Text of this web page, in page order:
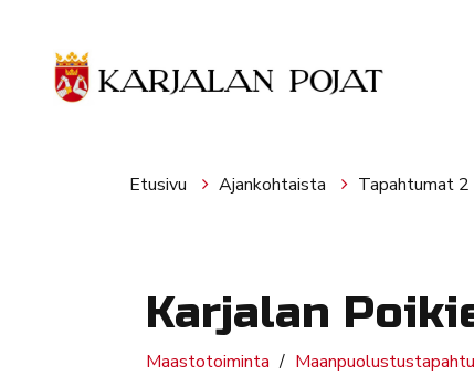
Etusivu Ajankohtaista Tapahtumat 2
Karjalan
Maastotoiminta